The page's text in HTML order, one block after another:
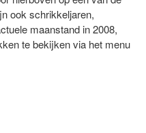
ook schrikkeljaren,
maanstand in 2008,
te bekijken via het menu